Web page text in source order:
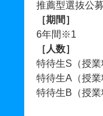
推薦型選抜公
［期間］
6年間※1
［人数］
特待生S（授
特待生A（授
特待生B（授